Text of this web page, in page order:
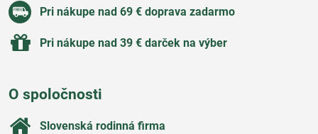
Pri nákupe nad 69 € doprava zadarmo
Pri nákupe nad 39 € darček na výber
O spoločnosti
Slovenská rodinná firma